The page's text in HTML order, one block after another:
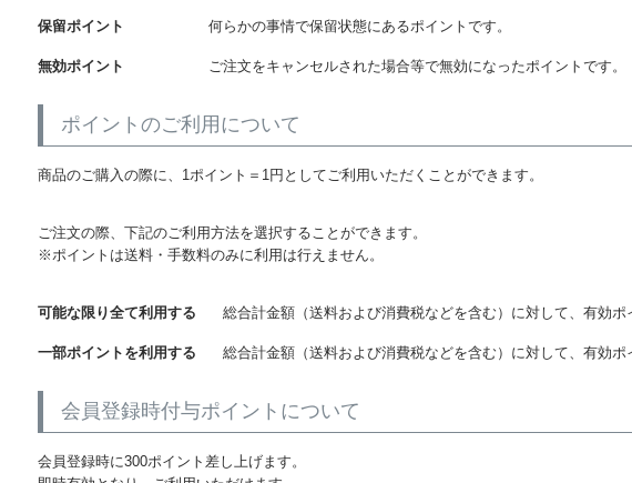
保留ポイント 何らかの事情で保留状態にあるポイントです。
無効ポイント ご注文をキャンセルされた場合等で無効になったポイントです。
ポイントのご利用について
商品のご購入の際に、1ポイント＝1円としてご利用いただくことができます。
ご注文の際、下記のご利用方法を選択することができます。
※ポイントは送料・手数料のみに利用は行えません。
可能な限り全て利用する 総合計金額（送料および消費税などを含む）に対して、有効ポ
一部ポイントを利用する 総合計金額（送料および消費税などを含む）に対して、有効
会員登録時付与ポイントについて
会員登録時に300ポイント差し上げます。